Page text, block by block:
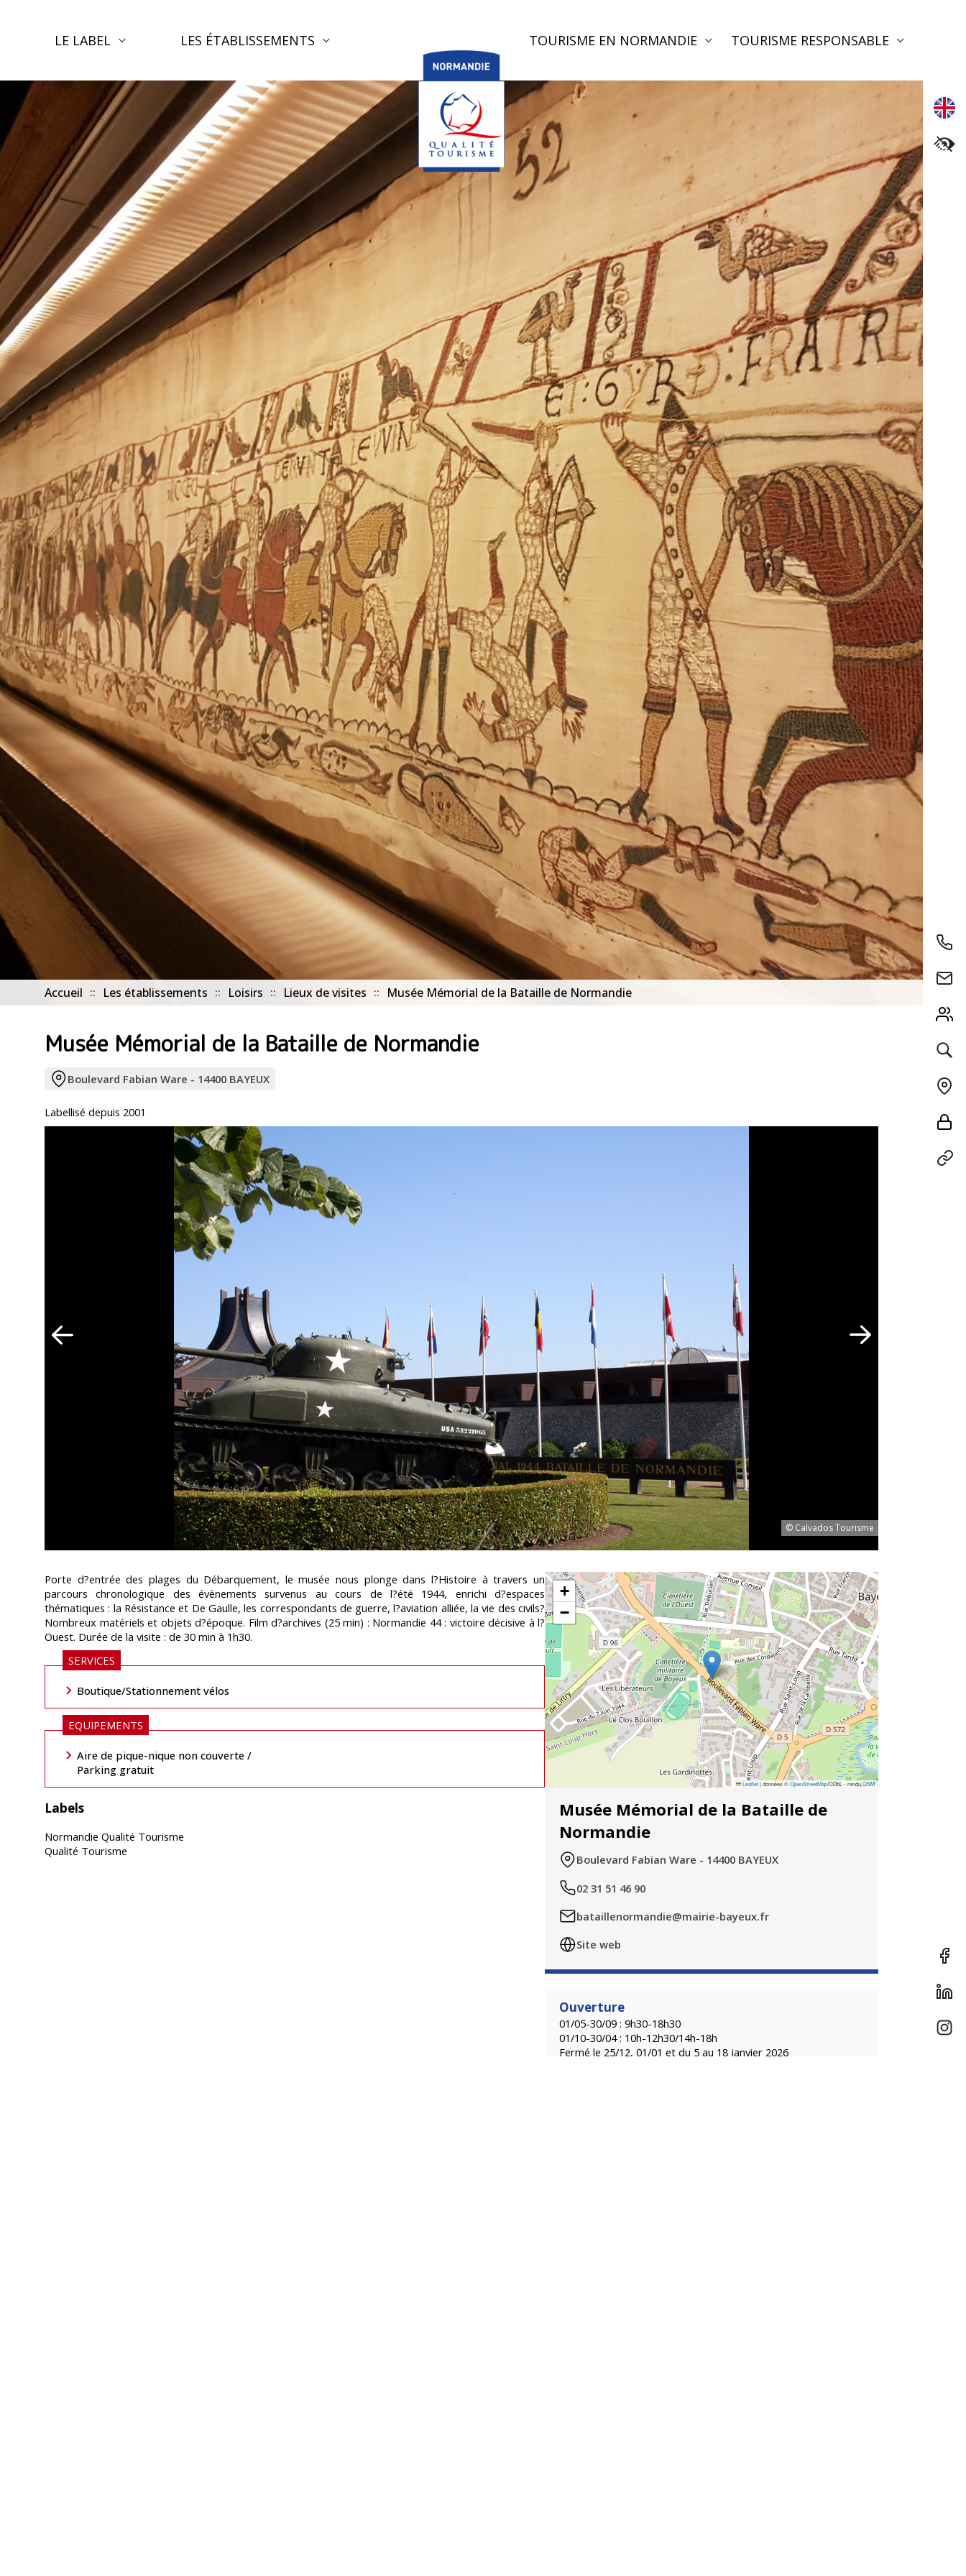
LE LABEL LES ÉTABLISSEMENTS TOURISME EN NORMANDIE TOURISME RESPONSABLE
Accueil Les établissements Loisirs Lieux de visites Musée Mémorial de la Bataille de Normandie
Musée Mémorial de la Bataille de Normandie
Boulevard Fabian Ware - 14400 BAYEUX
Labellisé depuis 2001
© Calvados Tourisme
Porte d?entrée des plages du Débarquement, le musée nous plonge dans l?Histoire à travers un
parcours chronologique des évènements survenus au cours de l?été 1944, enrichi d?espaces
thématiques : la Résistance et De Gaulle, les correspondants de guerre, l?aviation alliée, la vie des civils?
Nombreux matériels et objets d?époque. Film d?archives (25 min) : Normandie 44 : victoire décisive à l?
Ouest. Durée de la visite : de 30 min à 1h30.
SERVICES
Boutique/Stationnement vélos
EQUIPEMENTS
Aire de pique-nique non couverte /
Parking gratuit
Labels
Normandie Qualité Tourisme
Qualité Tourisme
+
−
Leaflet|données ©OpenStreetMap/ODbL - renduOSM
Musée Mémorial de la Bataille de
Normandie
Boulevard Fabian Ware - 14400 BAYEUX
02 31 51 46 90
bataillenormandie@mairie-bayeux.fr
Site web
Ouverture
01/05-30/09 : 9h30-18h30
01/10-30/04 : 10h-12h30/14h-18h
Fermé le 25/12, 01/01 et du 5 au 18 janvier 2026